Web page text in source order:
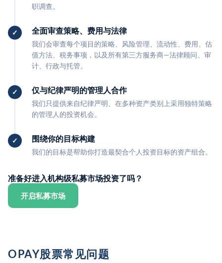
职调查。
全面审查策略、费用与法律
我们会审查每个项目的策略、风险管理、流动性、费用、估
值方法、税务事项，以及所有第三方服务商—法律顾问、审
计、行政与托管。
仅与纪律严明的管理人合作
我们只提供来自纪律严明、在多种资产类别上采用独特策略
的管理人的投资机会。
围绕你的目标构建
我们的目标是帮助你打造最契合个人投资目标的资产组合。
准备好进入机构级私募市场投资了吗？
开启私募市场
OPAY股票常见问题